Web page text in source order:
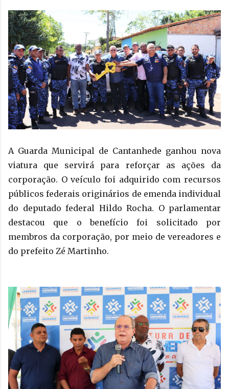
A Guarda Municipal de Cantanhede ganhou nova
viatura que servirá para reforçar as ações da
corporação. O veículo foi adquirido com recursos
públicos federais originários de emenda individual
do deputado federal Hildo Rocha. O parlamentar
destacou que o benefício foi solicitado por
membros da corporação, por meio de vereadores e
do prefeito Zé Martinho.